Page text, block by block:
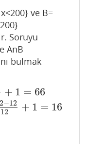
ve B=
Soruyu
AnB
bulmak
+ 1 = 66
3+1 = 66
−12
12
+ 1 = 16
−12 12+1 =16